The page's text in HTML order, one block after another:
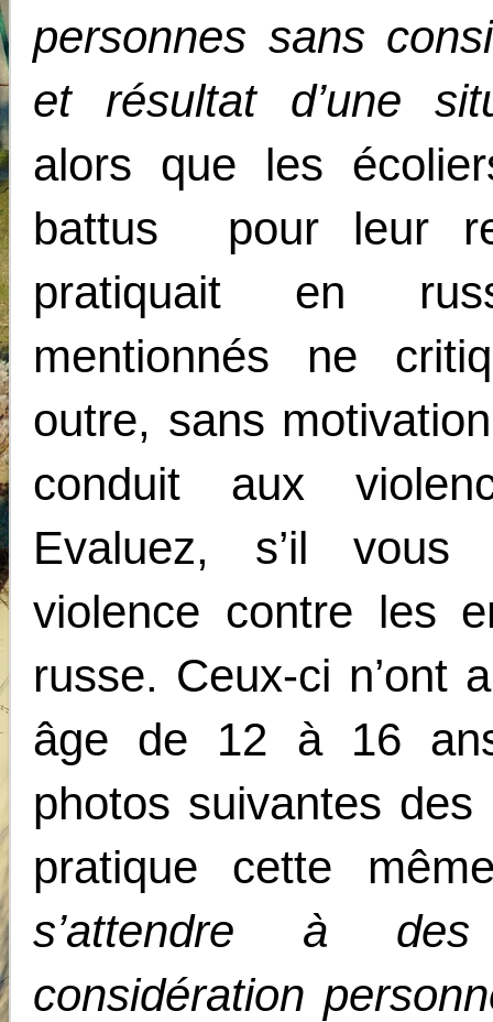
personnes sans
et résultat d’une
alors que les
battus pour leur
pratiquait en
mentionnés ne
outre, sans
conduit aux
Evaluez, s’il
violence contre les
russe. Ceux-ci n’ont
âge de 12 à 16
photos suivantes
pratique cette
s’attendre à
considération